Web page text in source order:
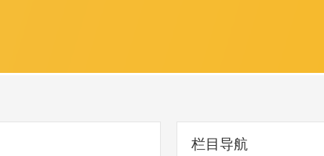
栏目导航